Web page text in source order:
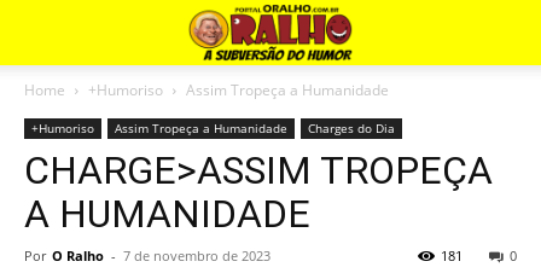
Home +Humoriso Assim Tropeça a Humanidade
+Humoriso Assim Tropeça a Humanidade Charges do Dia
CHARGE>ASSIM TROPEÇA
A HUMANIDADE
Por O Ralho - 7 de novembro de 2023 0
181